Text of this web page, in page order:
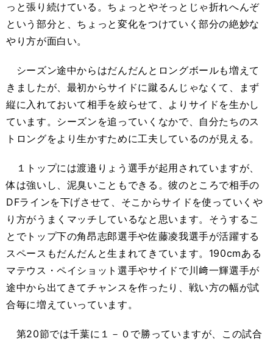
っと張り続けている。ちょっとやそっとじゃ折れへんぞ
という部分と、ちょっと変化をつけていく部分の絶妙な
やり方が面白い。
シーズン途中からはだんだんとロングボールも増えて
きましたが、最初からサイドに蹴るんじゃなくて、まず
縦に入れておいて相手を絞らせて、よりサイドを生かし
ています。シーズンを追っていくなかで、自分たちのス
トロングをより生かすために工夫しているのが見える。
１トップには渡邉りょう選手が起用されていますが、
体は強いし、泥臭いこともできる。彼のところで相手の
DFラインを下げさせて、そこからサイドを使っていくや
り方がうまくマッチしているなと思います。そうするこ
とでトップ下の角昂志郎選手や佐藤凌我選手が活躍する
スペースもだんだんと生まれてきています。190cmある
マテウス・ペイショット選手やサイドで川﨑一輝選手が
途中から出てきてチャンスを作ったり、戦い方の幅が試
合毎に増えていっています。
第20節では千葉に１－０で勝っていますが、この試合